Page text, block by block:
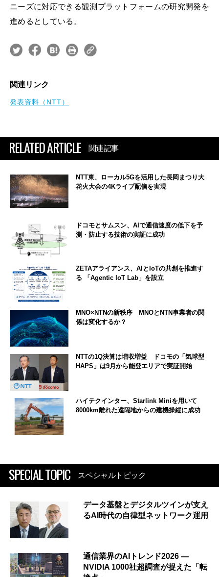
ニーズに対応できる観測プラットフォームの研究開発を
進めるとしている。
関連リンク
発表資料（NTT）
RELATED ARTICLE 関連記事
NTT東、ローカル5Gを活用した長岡まつり大
花火大会の4Kライブ配信を実現
ドコモとサムスン、AIで通信速度の低下を予
測・防止する技術の実証に成功
ZETAアライアンス、AIとIoTの共創を推進す
る 「Agentic IoT Lab」を設立
MNO×NTNの新秩序 MNOとNTN事業者の関
係は変化するか？
NTTの1Q決算は増収増益 ドコモの「気球型
HAPS」は9月から能登エリアで実証開始
ハイテクインター、Starlink Miniを用いて
8000km離れた遠隔地からの建機操縦に成功
SPECIAL TOPIC スペシャルトピック
データ基盤とデジタルツインが支え
るAI時代の自律型ネットワーク運用
通信業界のAIトレンド2026 ―
NVIDIA 1000社超調査が捉えた「転